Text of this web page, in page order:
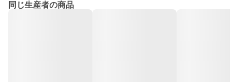
同じ生産者の商品